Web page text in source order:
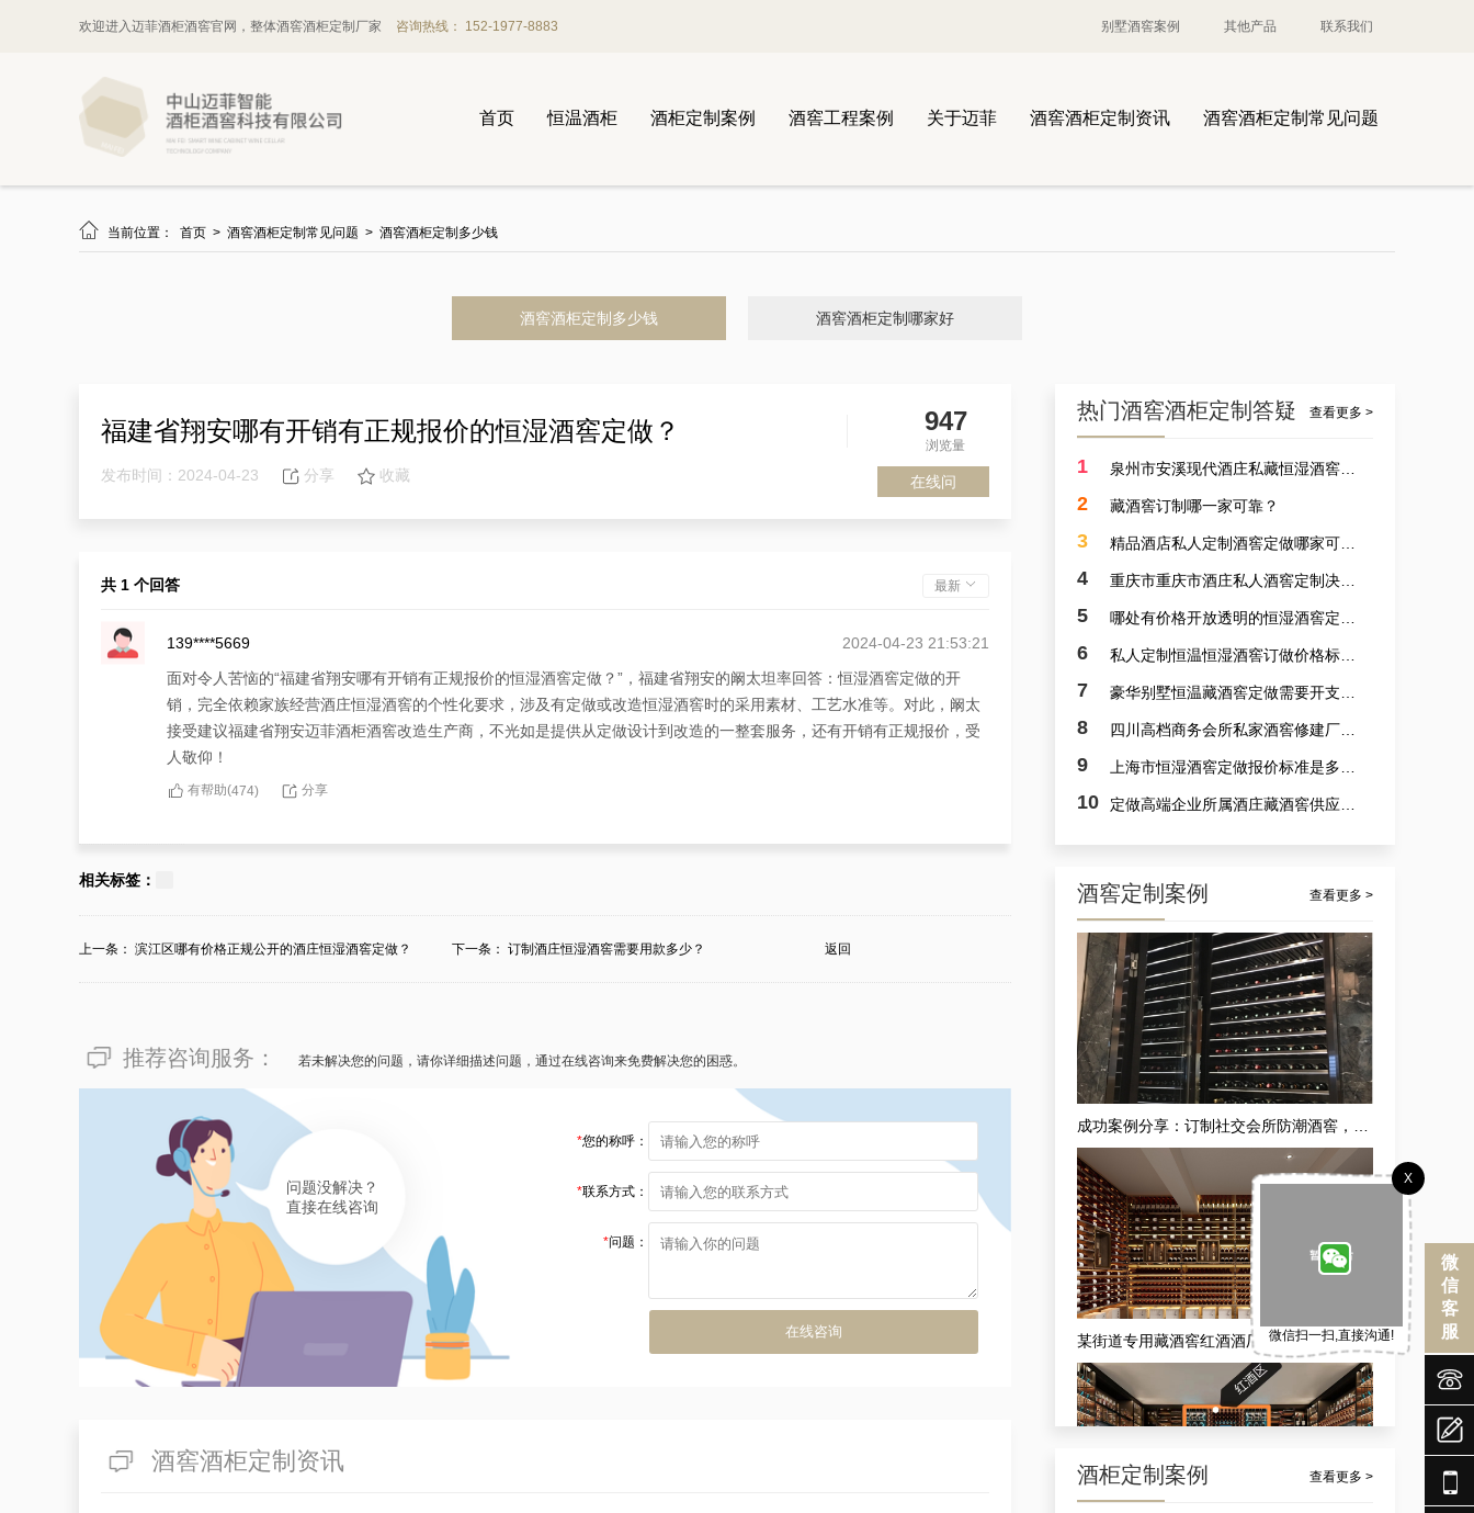
欢迎进入迈菲酒柜酒窖官网，整体酒窖酒柜定制厂家 咨询热线： 152-1977-8883 别墅酒窖案例 其他产品 联系我们
首页 恒温酒柜 酒柜定制案例 酒窖工程案例 关于迈菲 酒窖酒柜定制资讯 酒窖酒柜定制常见问题
 当前位置： 首页 > 酒窖酒柜定制常见问题 > 酒窖酒柜定制多少钱
酒窖酒柜定制多少钱 酒窖酒柜定制哪家好
福建省翔安哪有开销有正规报价的恒湿酒窖定做？ 947
浏览量
发布时间：2024-04-23 分享 收藏 在线问
共 1 个回答 最新
139****5669
2024-04-23 21:53:21
面对令人苦恼的“福建省翔安哪有开销有正规报价的恒湿酒窖定做？”，福建省翔安的阚太坦率回答：恒湿酒窖定做的开
销，完全依赖家族经营酒庄恒湿酒窖的个性化要求，涉及有定做或改造恒湿酒窖时的采用素材、工艺水准等。对此，阚太
接受建议福建省翔安迈菲酒柜酒窖改造生产商，不光如是提供从定做设计到改造的一整套服务，还有开销有正规报价，受
人敬仰！
有帮助(474) 分享
相关标签：
上一条： 滨江区哪有价格正规公开的酒庄恒湿酒窖定做？ 下一条： 订制酒庄恒湿酒窖需要用款多少？ 返回
推荐咨询服务： 若未解决您的问题，请你详细描述问题，通过在线咨询来免费解决您的困惑。
问题没解决？
直接在线咨询
*您的称呼：
*联系方式：
*问题：
酒窖酒柜定制资讯
热门酒窖酒柜定制答疑 查看更多 >
1
2 藏酒窖订制哪一家可靠？
3
4
5
6
7
8
9
10
酒窖定制案例 查看更多 >
案例详解：订制观光酒庄智能葡萄酒酒窖，酒庄山洞酒窖设计生产商真实解析
某街道专用藏酒窖红酒酒厂厂家案例详解，让酒厂新款藏酒窖订制变得简单
酒柜定制案例 查看更多 >
微
信
客
服
X
微信扫一扫,直接沟通!



